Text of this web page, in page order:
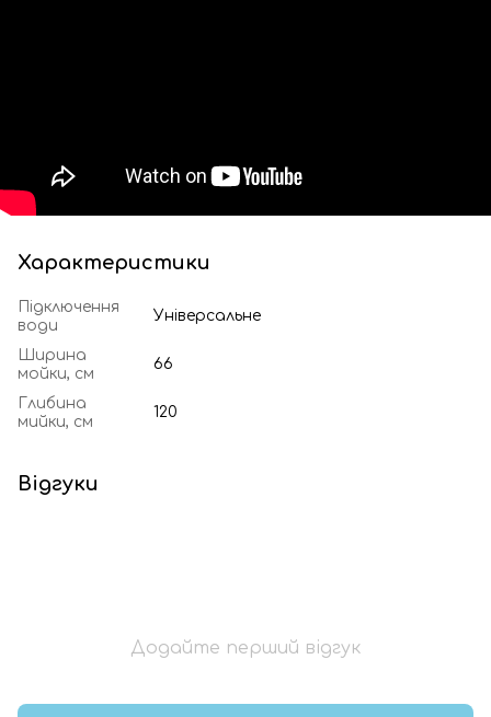
Характеристики
Підключення
води
Універсальне
Ширина
мойки, см
66
Глибина
мийки, см
120
Відгуки
Додайте перший відгук